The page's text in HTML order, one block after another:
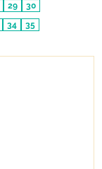
29
30
34 35